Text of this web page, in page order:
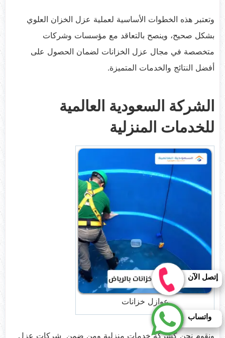
وتعتبر هذه الخطوات الأساسية لعملية عزل الخزان العلوي
بشكل صحيح، وينصح بالتعاقد مع مؤسسات وشركات
متخصصة في مجال عزل الخزانات لضمان الحصول على
أفضل النتائج والخدمات المتميزة.
الشركة السعودية العالمية
للخدمات المنزلية
عوازل خزانات
ونقوم نجن كشركة خدمات منزلية ومن ضمن شركات عزل
واتساب
إتصل الآن